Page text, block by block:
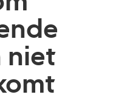
niet